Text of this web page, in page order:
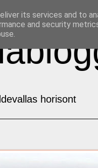
horisont
its services and to
and security